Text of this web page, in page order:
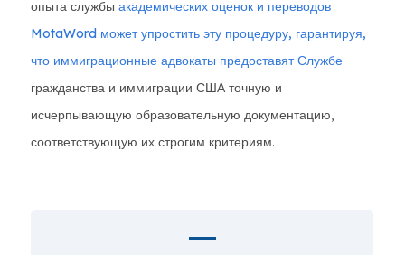
опыта службы академических оценок и переводов
MotaWord может упростить эту процедуру, гарантируя,
что иммиграционные адвокаты предоставят Службе
гражданства и иммиграции США точную и
исчерпывающую образовательную документацию,
соответствующую их строгим критериям.